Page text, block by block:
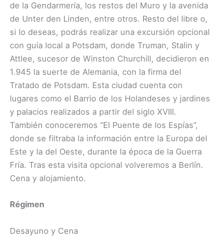
de la Gendarmería, los restos del Muro y la avenida
de Unter den Linden, entre otros. Resto del libre o,
si lo deseas, podrás realizar una excursión opcional
con guía local a Potsdam, donde Truman, Stalin y
Attlee, sucesor de Winston Churchill, decidieron en
1.945 la suerte de Alemania, con la firma del
Tratado de Potsdam. Esta ciudad cuenta con
lugares como el Barrio de los Holandeses y jardines
y palacios realizados a partir del siglo XVIII.
También conoceremos “El Puente de los Espías”,
donde se filtraba la información entre la Europa del
Este y la del Oeste, durante la época de la Guerra
Fría. Tras esta visita opcional volveremos a Berlín.
Cena y alojamiento.
Régimen
Desayuno y Cena